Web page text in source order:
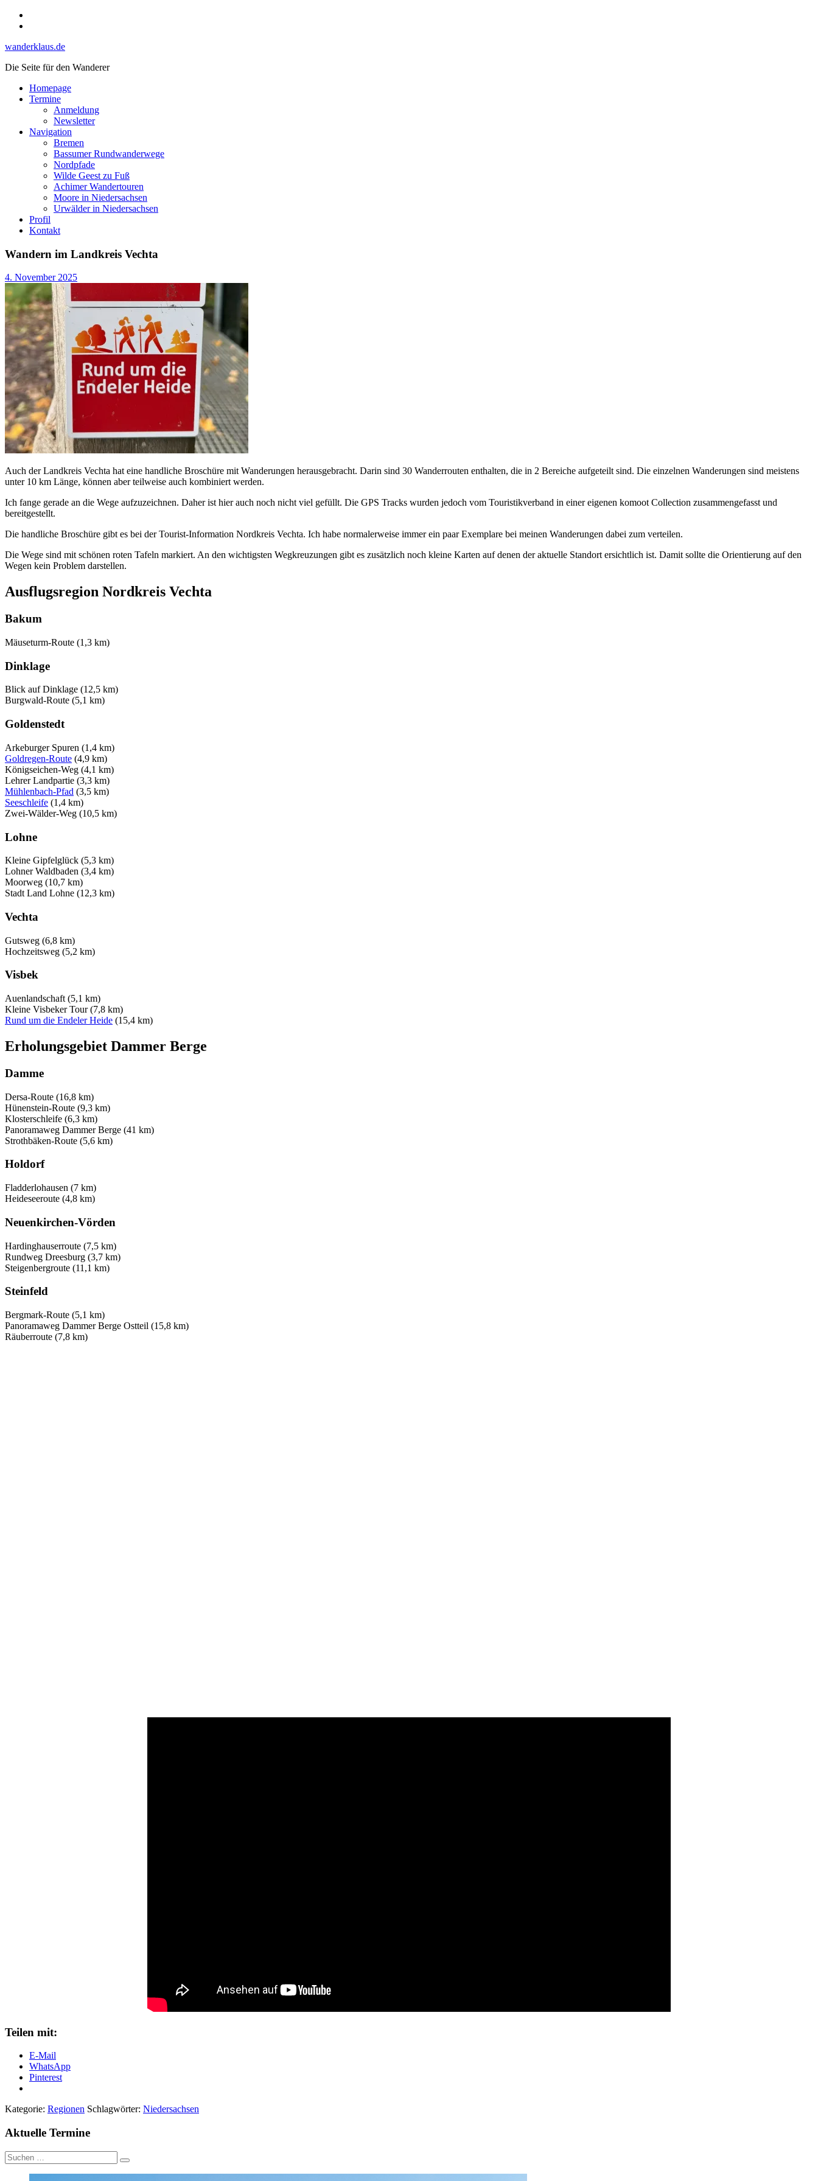
Skip
wanderklaus.de
Die Seite für den Wanderer
Homepage
Termine
Anmeldung
Newsletter
Navigation
Bremen
Bassumer Rundwanderwege
Nordpfade
Wilde Geest zu Fuß
Achimer Wandertouren
Moore in Niedersachsen
Urwälder in Niedersachsen
Profil
Kontakt
Wandern im Landkreis Vechta
4. November 2025
Auch der Landkreis Vechta hat eine handliche Broschüre mit Wanderungen herausgebracht. Darin sind 30 Wanderrouten enthalten, die in 2 Bereiche aufgeteilt sind. Die einzelnen Wanderungen sind meistens
unter 10 km Länge, können aber teilweise auch kombiniert werden.
Ich fange gerade an die Wege aufzuzeichnen. Daher ist hier auch noch nicht viel gefüllt. Die GPS Tracks wurden jedoch vom Touristikverband in einer eigenen komoot Collection zusammengefasst und
bereitgestellt.
Die handliche Broschüre gibt es bei der Tourist-Information Nordkreis Vechta. Ich habe normalerweise immer ein paar Exemplare bei meinen Wanderungen dabei zum verteilen.
Die Wege sind mit schönen roten Tafeln markiert. An den wichtigsten Wegkreuzungen gibt es zusätzlich noch kleine Karten auf denen der aktuelle Standort ersichtlich ist. Damit sollte die Orientierung auf den
Wegen kein Problem darstellen.
Ausflugsregion Nordkreis Vechta
Bakum
Mäuseturm-Route (1,3 km)
Dinklage
Blick auf Dinklage (12,5 km)
Burgwald-Route (5,1 km)
Goldenstedt
Arkeburger Spuren (1,4 km)
Goldregen-Route (4,9 km)
Königseichen-Weg (4,1 km)
Lehrer Landpartie (3,3 km)
Mühlenbach-Pfad (3,5 km)
Seeschleife (1,4 km)
Zwei-Wälder-Weg (10,5 km)
Lohne
Kleine Gipfelglück (5,3 km)
Lohner Waldbaden (3,4 km)
Moorweg (10,7 km)
Stadt Land Lohne (12,3 km)
Vechta
Gutsweg (6,8 km)
Hochzeitsweg (5,2 km)
Visbek
Auenlandschaft (5,1 km)
Kleine Visbeker Tour (7,8 km)
Rund um die Endeler Heide (15,4 km)
Erholungsgebiet Dammer Berge
Damme
Dersa-Route (16,8 km)
Hünenstein-Route (9,3 km)
Klosterschleife (6,3 km)
Panoramaweg Dammer Berge (41 km)
Strothbäken-Route (5,6 km)
Holdorf
Fladderlohausen (7 km)
Heideseeroute (4,8 km)
Neuenkirchen-Vörden
Hardinghauserroute (7,5 km)
Rundweg Dreesburg (3,7 km)
Steigenbergroute (11,1 km)
Steinfeld
Bergmark-Route (5,1 km)
Panoramaweg Dammer Berge Ostteil (15,8 km)
Räuberroute (7,8 km)
Teilen mit:
E-Mail
WhatsApp
Pinterest
Kategorie: Regionen Schlagwörter: Niedersachsen
Aktuelle Termine
Suche
nach: